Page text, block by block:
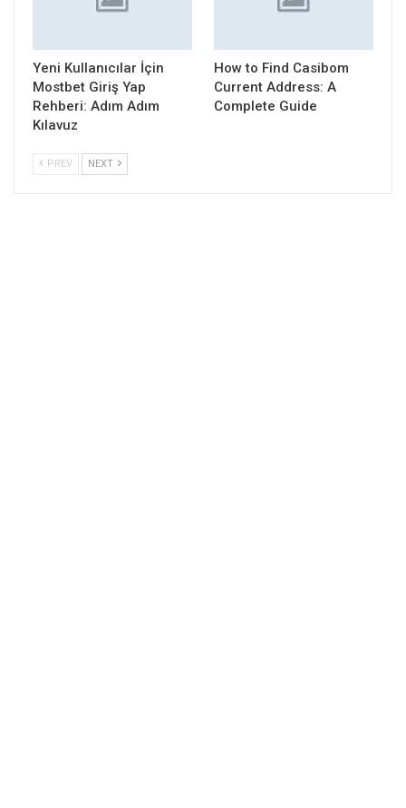
Yeni Kullanıcılar İçin
Mostbet Giriş Yap
Rehberi: Adım Adım
Kılavuz
How to Find Casibom
Current Address: A
Complete Guide
PREV NEXT